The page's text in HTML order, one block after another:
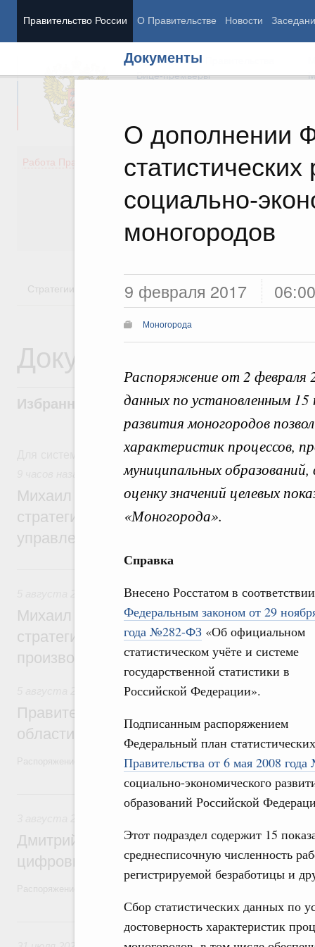
Правительство России О Правительстве Новости
Документы
О дополнении
социально-
моногородов
9 февраля 2017 06:00
Моногорода
Распоряжение от 2
данных по установленным 15
развития моногородов
характеристик процессов,
муниципальных
оценку значений целевых
«Моногорода».
Справка
Внесено Росстатом в
Федеральным законом от 29
года №282-ФЗ «Об официальном
статистическом учёте и системе
государственной статистики в
Российской Федерации».
Подписанным распоряжением
Федеральный план
Правительства от 6 мая 2008
социально-экономического
образований Российской
Этот подраздел содержит 15
среднесписочную численность
регистрируемой безработицы и
Сбор статистических данных по
достоверность характеристик
Председатель Правительства
Вице-премьеры
Работа Правительства
Демография
Здоровье
Культура
Государство
Стратегии Государственные программы
Документы
Избранные документы со справками к
Для системного поиска перейдите в раздел "Поиск по
Технологическое развитие. Инновации
Михаил Мишустин дал поручения по
стратегической сессии о
управления научно-технологическим
Вопросы производительности труда и
Михаил Мишустин дал поручения по
стратегической сессии, посвящённой
производительности труда
Национальный проект «Экологическое
Правительство увеличило объём
области в рамках федерального
Распоряжение от 3 августа 2026 года №2067-р
3 августа, понедельник
Дмитрий Григоренко возглавил штаб по
цифровых платформ
31 июля, пятница